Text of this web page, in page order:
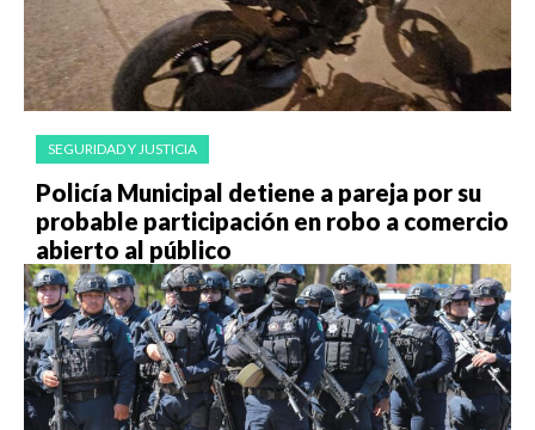
SEGURIDAD Y JUSTICIA
Policía Municipal detiene a pareja por su
probable participación en robo a comercio
abierto al público